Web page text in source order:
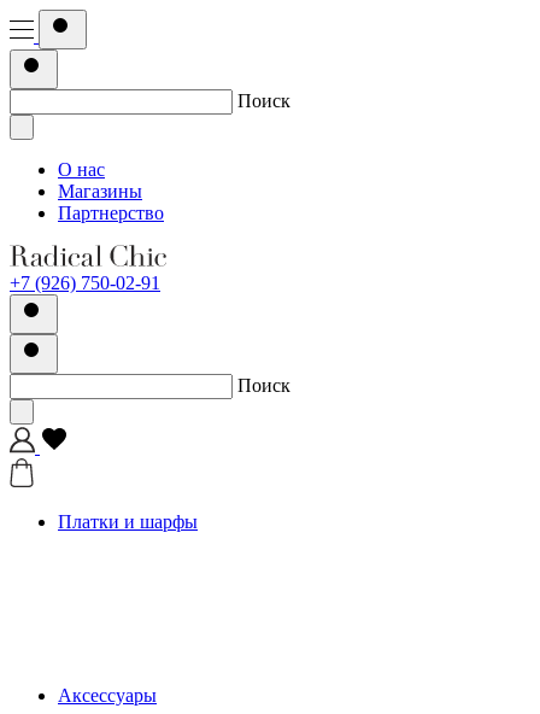
Поиск
О нас
Магазины
Партнерство
+7 (926) 750-02-91
Поиск
Платки и шарфы
Аксессуары